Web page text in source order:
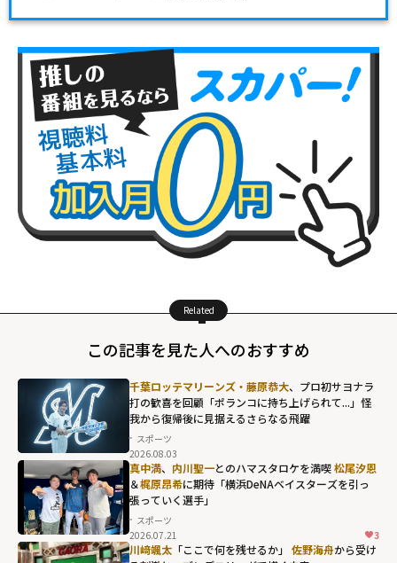
Related
この記事を見た人へのおすすめ
千葉ロッテマリーンズ・藤原恭大、プロ初サヨナラ
打の歓喜を回顧「ポランコに持ち上げられて...」怪
我から復帰後に見据えるさらなる飛躍
スポーツ
2026.08.03
真中満、 内川聖一とのハマスタロケを満喫松尾汐恩
＆梶原昂希に期待「横浜DeNAベイスターズを引っ
張っていく選手」
スポーツ
2026.07.21
3
川﨑颯太 「ここで何を残せるか」 佐野海舟から受け